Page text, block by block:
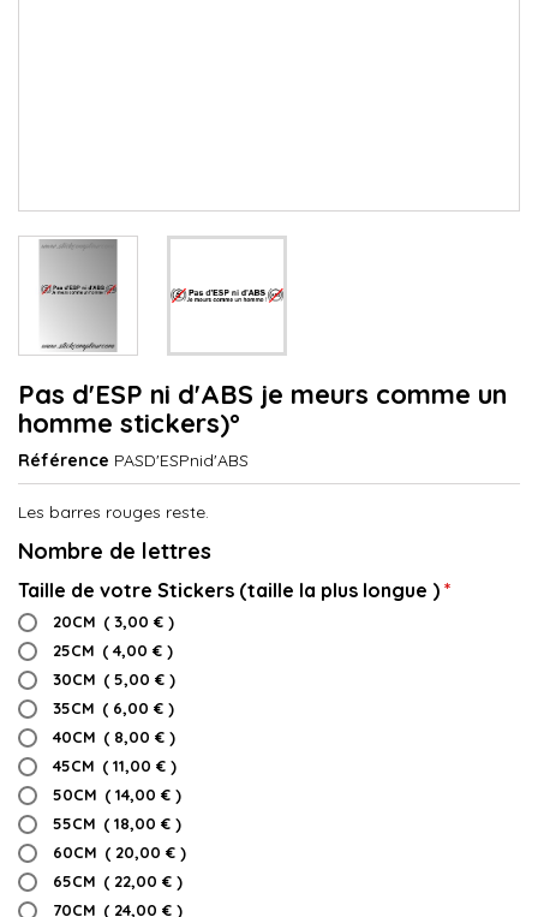
Pas d'ESP ni d'ABS je meurs comme un
homme stickers)°
Référence PASD'ESPnid'ABS
Les barres rouges reste.
Nombre de lettres
Taille de votre Stickers (taille la plus longue )
20CM ( 3,00 € )
25CM ( 4,00 € )
30CM ( 5,00 € )
35CM ( 6,00 € )
40CM ( 8,00 € )
45CM ( 11,00 € )
50CM ( 14,00 € )
55CM ( 18,00 € )
60CM ( 20,00 € )
65CM ( 22,00 € )
70CM ( 24,00 € )